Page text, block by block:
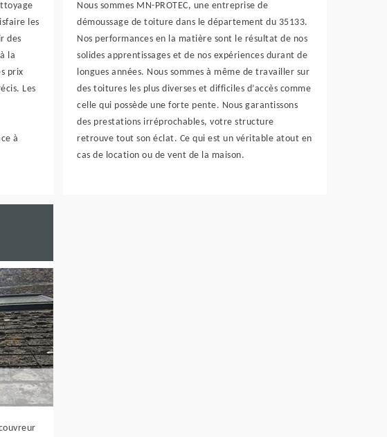
les
des
la
prix
Les
à
Nous sommes MN-PROTEC, une entreprise de
démoussage de toiture dans le département du 35133.
Nos performances en la matière sont le résultat de nos
solides apprentissages et de nos expériences durant de
longues années. Nous sommes à même de travailler sur
des toitures les plus diverses et difficiles d’accès comme
celle qui possède une forte pente. Nous garantissons
des prestations irréprochables, votre structure
retrouve tout son éclat. Ce qui est un véritable atout en
cas de location ou de vent de la maison.